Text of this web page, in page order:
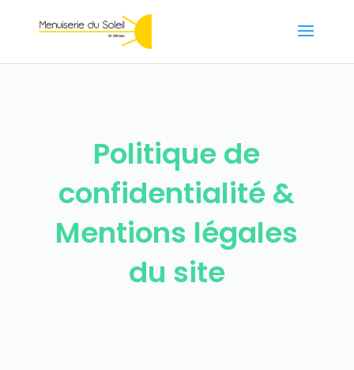
Politique de
confidentialité &
Mentions légales
du site